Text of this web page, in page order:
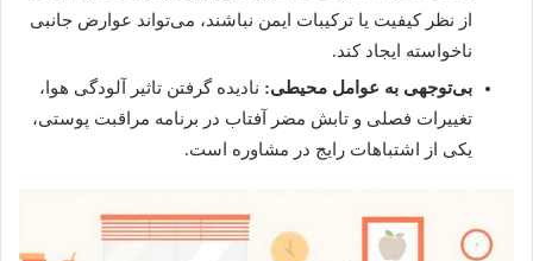
از نظر کیفیت یا ترکیبات ایمن نباشند، می‌تواند عوارض جانبی
ناخواسته ایجاد کند.
بی‌توجهی به عوامل محیطی: نادیده گرفتن تاثیر آلودگی هوا،
تغییرات فصلی و تابش مضر آفتاب در برنامه مراقبت پوستی،
یکی از اشتباهات رایج در مشاوره است.